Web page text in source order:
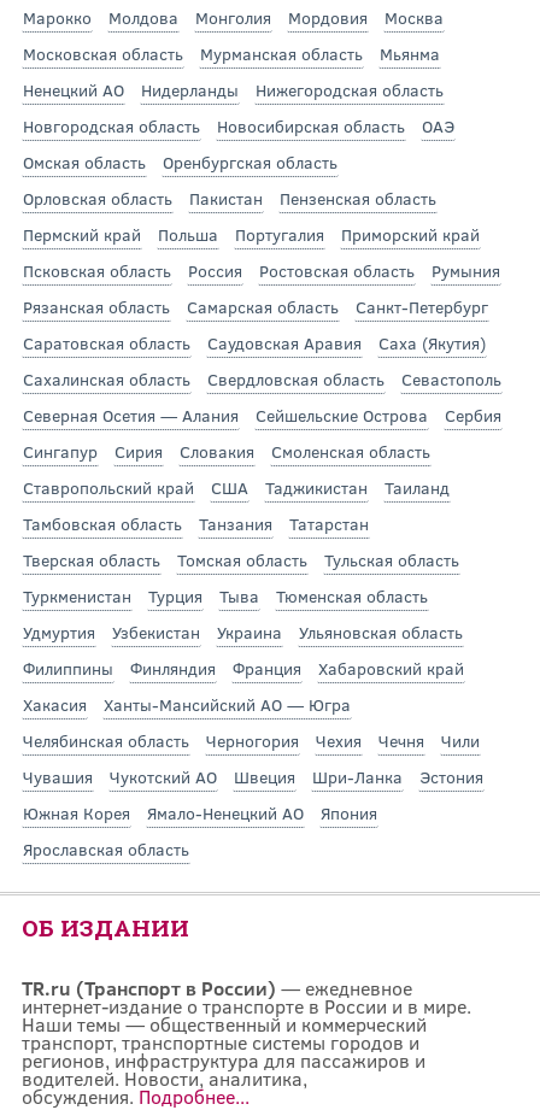
Марокко
Молдова Монголия Мордовия
Москва
Московская область
Мурманская область
Мьянма
Ненецкий АО
Нидерланды
Нижегородская область
Новгородская область
Новосибирская область
ОАЭ
Омская область
Оренбургская область
Орловская область
Пакистан
Пензенская область
Пермский край
Польша Португалия
Приморский край
Псковская область
Россия Ростовская область
Румыния
Рязанская область
Самарская область
Санкт-Петербург
Саратовская область
Саудовская Аравия
Саха (Якутия)
Сахалинская область
Свердловская область
Севастополь
Северная Осетия — Алания
Сейшельские Острова
Сербия
Сингапур
Сирия Словакия
Смоленская область
Ставропольский край
США Таджикистан
Таиланд
Тамбовская область
Танзания
Татарстан
Тверская область
Томская область
Тульская область
Туркменистан
Турция Тыва
Тюменская область
Удмуртия
Узбекистан Украина
Ульяновская область
Филиппины
Финляндия Франция
Хабаровский край
Хакасия
Ханты-Мансийский АО — Югра
Челябинская область
Черногория Чехия Чечня
Чили
Чувашия
Чукотский АО Швеция Шри-Ланка
Эстония
Южная Корея
Ямало-Ненецкий АО
Япония
Ярославская область
ОБ ИЗДАНИИ
TR.ru (Транспорт в России) — ежедневное
интернет-издание о транспорте в России и в мире.
Наши темы — общественный и коммерческий
транспорт, транспортные системы городов и
регионов, инфраструктура для пассажиров и
водителей. Новости, аналитика,
обсуждения. Подробнее...